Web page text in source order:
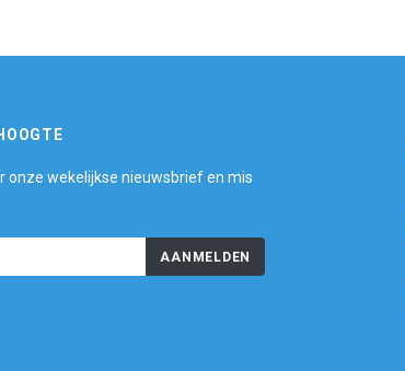
onze wekelijkse nieuwsbrief en mis
AANMELDEN